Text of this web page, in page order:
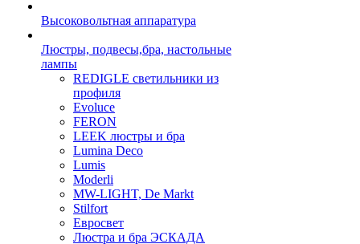
Высоковольтная аппаратура
Люстры, подвесы,бра, настольные
лампы
REDIGLE светильники из
профиля
Evoluce
FERON
LEEK люстры и бра
Lumina Deco
Lumis
Moderli
MW-LIGHT, De Markt
Stilfort
Евросвет
Люстра и бра ЭСКАДА